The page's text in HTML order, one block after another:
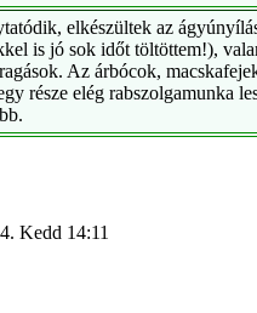
elkészültek az
is jó sok időt töltöttem!),
Az árbócok,
része elég rabszolgamunka
Kedd 14:11